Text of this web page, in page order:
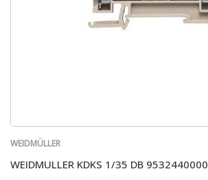
WEIDMÜLLER
WEIDMULLER KDKS 1/35 DB 9532440000